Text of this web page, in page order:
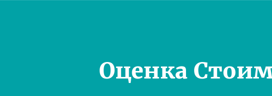
Оценка